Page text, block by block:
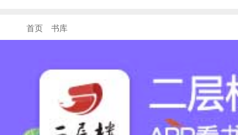
首页 书库
在线时间: 9:00--21:00
商务合作: QQ 3222845513
E-mail: 32228455132@qq.com